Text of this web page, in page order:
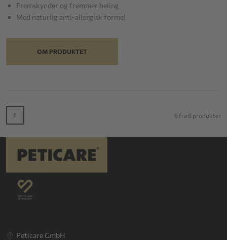
Fremskynder og fremmer heling
Med naturlig anti-allergisk formel
OM PRODUKTET
1 6 fra 6 produkter
Peticare GmbH